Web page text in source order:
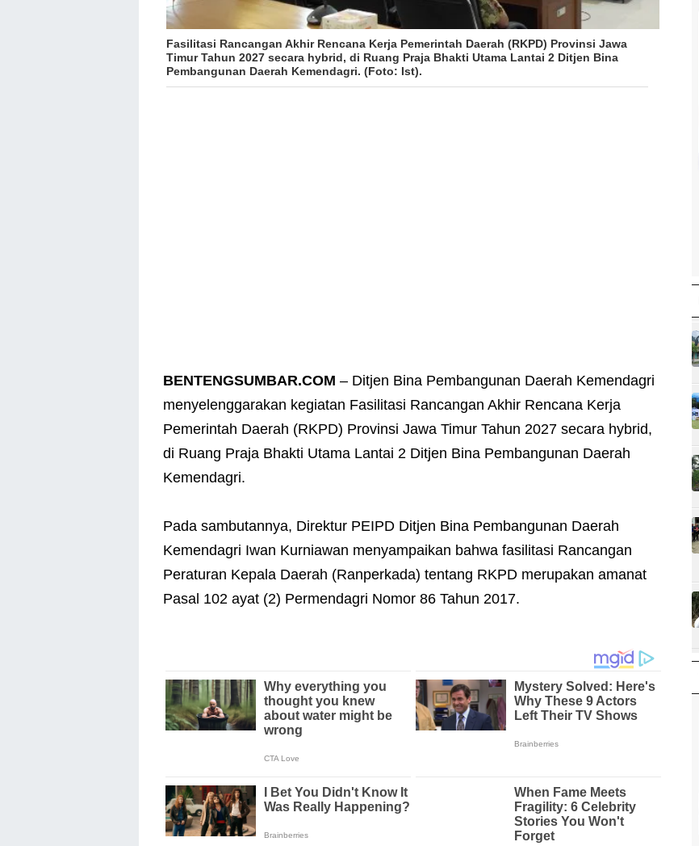
Fasilitasi Rancangan Akhir Rencana Kerja Pemerintah Daerah (RKPD) Provinsi Jawa
Timur Tahun 2027 secara hybrid, di Ruang Praja Bhakti Utama Lantai 2 Ditjen Bina
Pembangunan Daerah Kemendagri. (Foto: Ist).
BENTENGSUMBAR.COM – Ditjen Bina Pembangunan Daerah Kemendagri
menyelenggarakan kegiatan Fasilitasi Rancangan Akhir Rencana Kerja
Pemerintah Daerah (RKPD) Provinsi Jawa Timur Tahun 2027 secara hybrid,
di Ruang Praja Bhakti Utama Lantai 2 Ditjen Bina Pembangunan Daerah
Kemendagri.
Pada sambutannya, Direktur PEIPD Ditjen Bina Pembangunan Daerah
Kemendagri Iwan Kurniawan menyampaikan bahwa fasilitasi Rancangan
Peraturan Kepala Daerah (Ranperkada) tentang RKPD merupakan amanat
Pasal 102 ayat (2) Permendagri Nomor 86 Tahun 2017.